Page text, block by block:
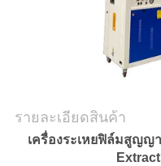
ส่วน
รายละเอียดสินค้า
เครื่องระเหยฟิล์มสูญญ